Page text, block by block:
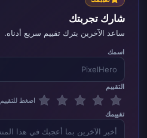
شارك تجربتك
ساعد الآخرين بترك تقييم سريع أدناه.
اسمك
التقييم
اضغط للتقييم
تقييمك